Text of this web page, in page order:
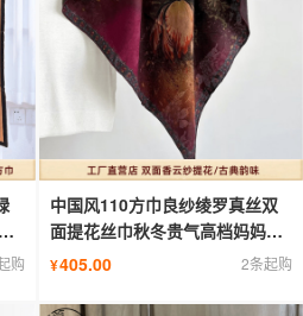
购
中国风110方巾良纱绫罗真丝双
面提花丝巾秋冬贵气高档妈妈大
披肩
¥405.00 2条起购